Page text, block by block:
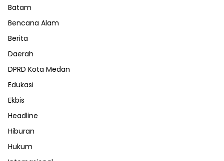
Batam
Bencana Alam
Berita
Daerah
DPRD Kota Medan
Edukasi
Ekbis
Headline
Hiburan
Hukum